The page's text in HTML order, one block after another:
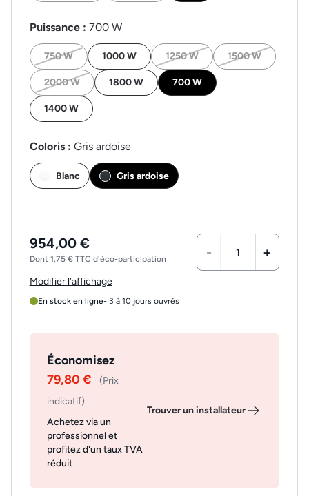
Puissance : 700 W
750 W 1000 W 1250 W 1500 W
2000 W 1800 W 700 W
1400 W
Coloris : Gris ardoise
Blanc Gris ardoise
954,00 €
Dont 1,75 € TTC d'éco-participation - +
Modifier l’affichage
En stock en ligne- 3 à 10 jours ouvrés
Économisez
79,80 €
(Prix
indicatif)
Achetez via un
professionnel et
profitez d'un taux TVA
réduit
Trouver un installateur